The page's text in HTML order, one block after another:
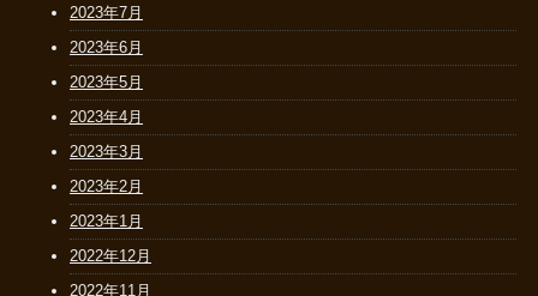
2023年7月
2023年6月
2023年5月
2023年4月
2023年3月
2023年2月
2023年1月
2022年12月
2022年11月